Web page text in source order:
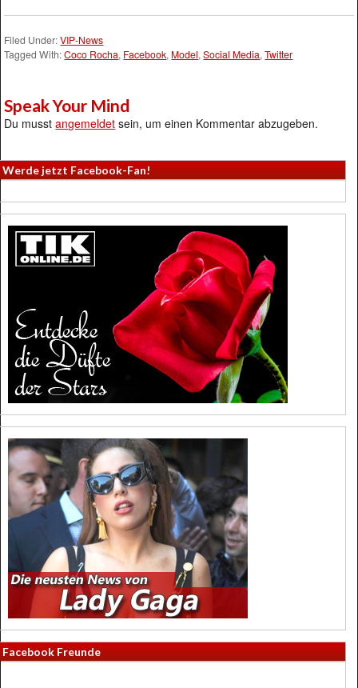
Filed Under:VIP-News
Tagged With:Coco Rocha, Facebook, Model,Social Media,Twitter
Speak Your Mind
Du musstangemeldet sein, um einen Kommentar abzugeben.
Werde jetzt Facebook-Fan!
Facebook Freunde